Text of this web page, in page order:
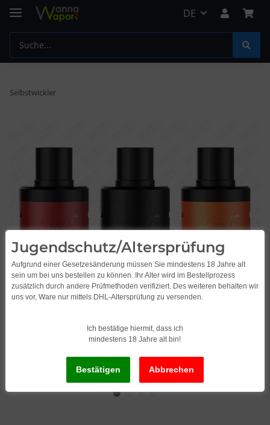
DE
Selbstwickler
Jugendschutz/Altersprüfung
Aufgrund einer Gesetzesänderung müssen Sie mindestens 18 Jahre alt
sein um bei uns bestellen zu können. Ihr Alter wird im Bestellprozess
zusätzlich durch andere Prüfmethoden verifiziert. Des weiteren behalten wir
uns vor, Ware nur mittels DHL-Altersprüfung zu versenden.
Ich bestätige hiermit, dass ich
mindestens 18 Jahre alt bin!